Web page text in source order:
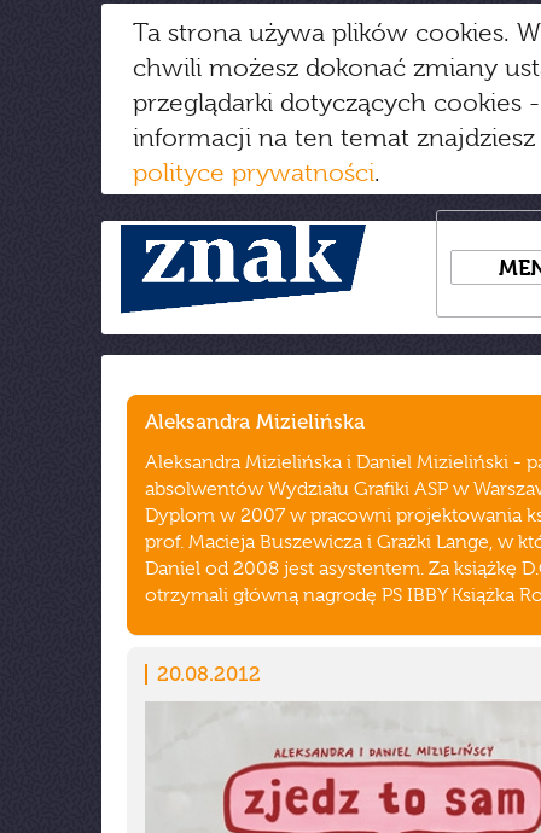
Ta strona używa plików cookies.
chwili możesz dokonać zmiany
przeglądarki dotyczących cookies
informacji na ten temat
polityce prywatności.
Aleksandra Mizielińska
Aleksandra Mizielińska i Daniel Mizieliński -
absolwentów Wydziału Grafiki ASP w
Dyplom w 2007 w pracowni projektowania
prof. Macieja Buszewicza i Grażki Lange, w
Daniel od 2008 jest asystentem. Za książkę
otrzymali główną nagrodę PS IBBY Książka
20.08.2012